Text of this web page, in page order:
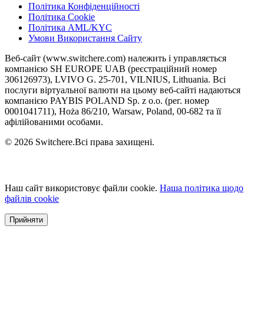
Політика Конфіденційності
Політика Cookie
Політика AML/KYC
Умови Використання Сайту
Веб-сайт (www.switchere.com) належить і управляється
компанією SH EUROPE UAB (реєстраційний номер
306126973), LVIVO G. 25-701, VILNIUS, Lithuania. Всі
послуги віртуальної валюти на цьому веб-сайті надаються
компанією PAYBIS POLAND Sp. z o.o. (рег. номер
0001041711), Hoża 86/210, Warsaw, Poland, 00-682 та її
афілійованими особами.
© 2026 Switchere.Всі права захищені.
Наш сайт використовує файли cookie. Наша політика щодо
файлів cookie
Прийняти